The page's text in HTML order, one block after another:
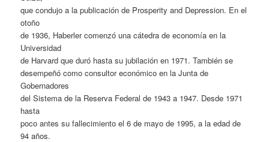
que condujo a la publicación de Prosperity and Depression. En el
otoño
de 1936, Haberler comenzó una cátedra de economía en la
Universidad
de Harvard que duró hasta su jubilación en 1971. También se
desempeñó como consultor económico en la Junta de
Gobernadores
del Sistema de la Reserva Federal de 1943 a 1947. Desde 1971
hasta
poco antes su fallecimiento el 6 de mayo de 1995, a la edad de
94 años.